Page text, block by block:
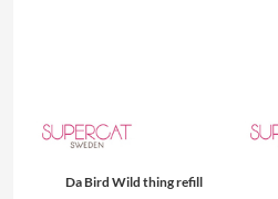
Da Bird Wild thing refill